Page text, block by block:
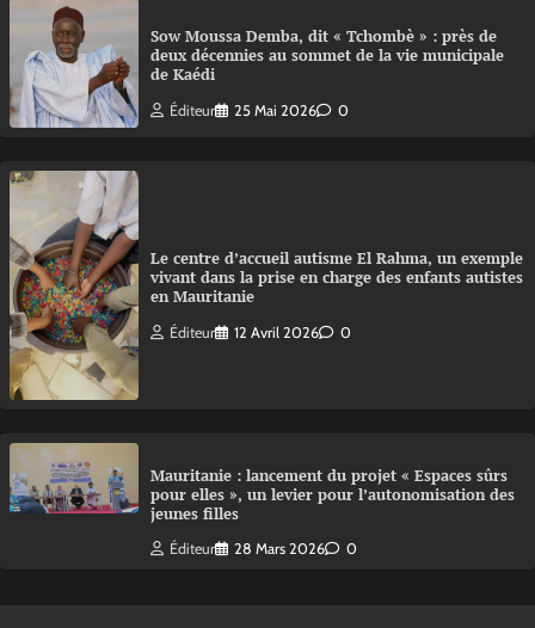
Sow Moussa Demba, dit « Tchombè » : près de
deux décennies au sommet de la vie municipale
de Kaédi
Éditeur 25 Mai 2026 0
Le centre d’accueil autisme El Rahma, un exemple
vivant dans la prise en charge des enfants autistes
en Mauritanie
Éditeur 12 Avril 2026 0
Mauritanie : lancement du projet « Espaces sûrs
pour elles », un levier pour l’autonomisation des
jeunes filles
Éditeur 28 Mars 2026 0